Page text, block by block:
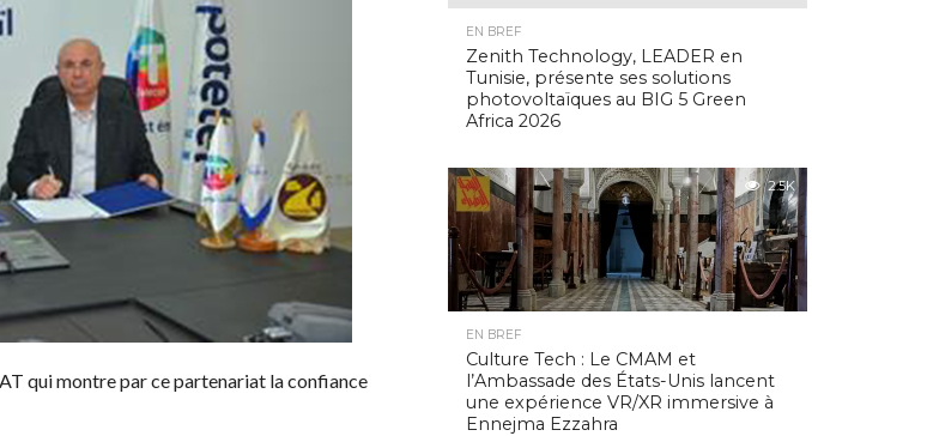
qui montre par ce partenariat la confiance
EN BREF
Zenith Technology, LEADER en
Tunisie, présente ses solutions
photovoltaïques au BIG 5 Green
Africa 2026
2.5K
EN BREF
Culture Tech : Le CMAM et
l’Ambassade des États-Unis lancent
une expérience VR/XR immersive à
Ennejma Ezzahra